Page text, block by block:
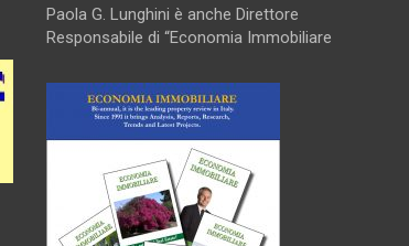
Paola G. Lunghini è anche Direttore
Responsabile di “Economia Immobiliare